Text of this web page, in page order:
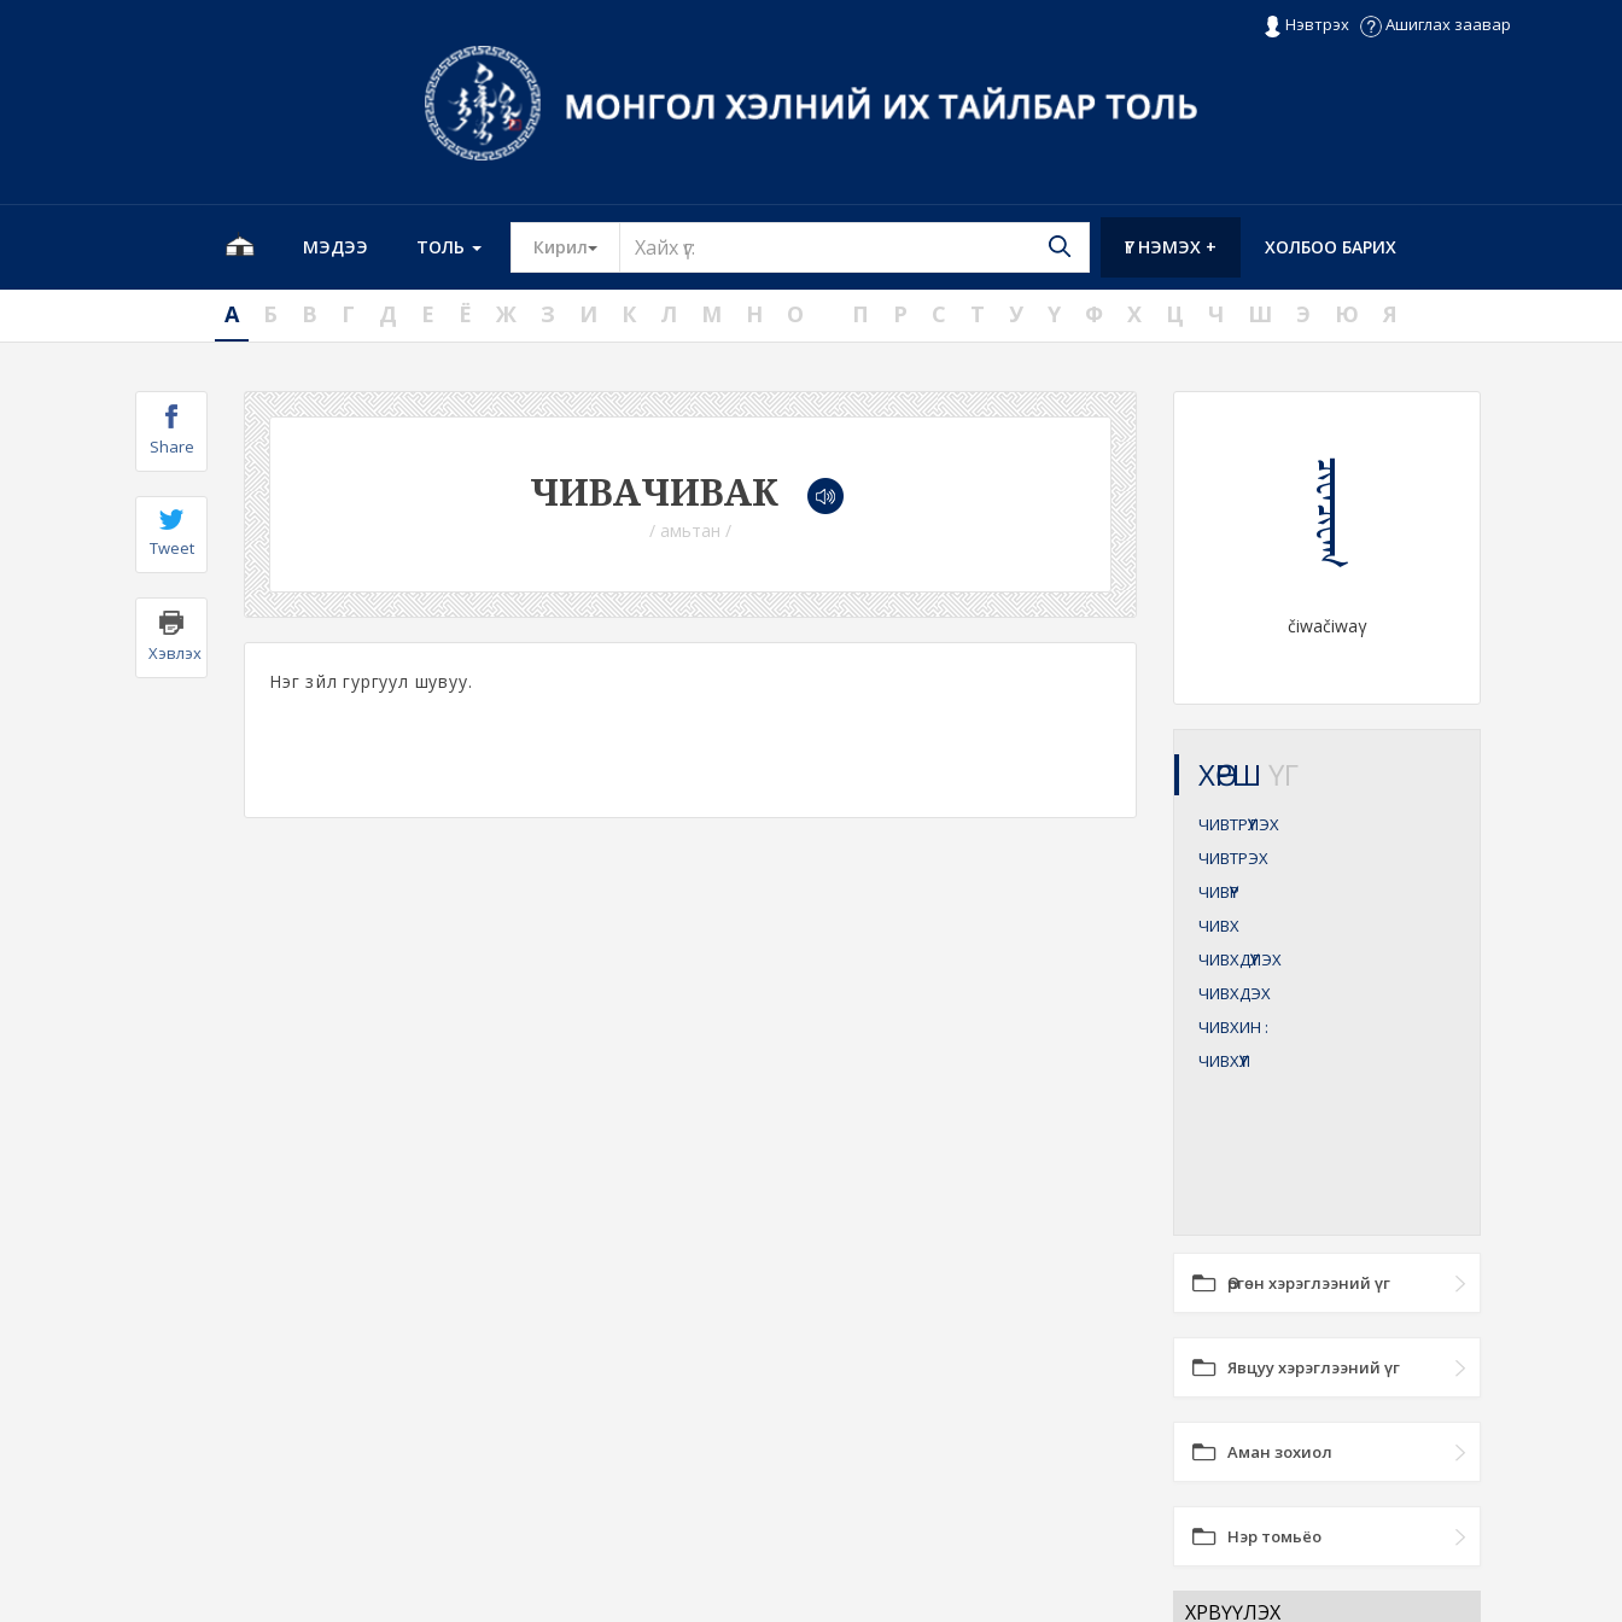
Нэвтрэх Ашиглах заавар
МЭДЭЭ ТОЛЬ Кирил Toggle Dropdown ХОЛБОО БАРИХ
ҮГ НЭМЭХ +
А Б В Г Д Е Ё Ж З И К Л М Н О П Р С Т У Ү Ф Х Ц Ч Ш Э Ю Я
Share
Tweet
Хэвлэх
ЧИВАЧИВАК
/ амьтан /
Нэг зүйл гургуул шувуу.
ᠴᠢᠸᠠᠴᠢᠸᠠᠭ
čiwačiwaγ
ХӨРШ ҮГ
ЧИВТРҮҮЛЭХ
ЧИВТРЭХ
ЧИВҮҮР
ЧИВХ
ЧИВХДҮҮЛЭХ
ЧИВХДЭХ
ЧИВХИН :
ЧИВХҮҮЛ
Өргөн хэрэглээний үг
Явцуу хэрэглээний үг
Аман зохиол
Нэр томьёо
ХӨРВҮҮЛЭХ